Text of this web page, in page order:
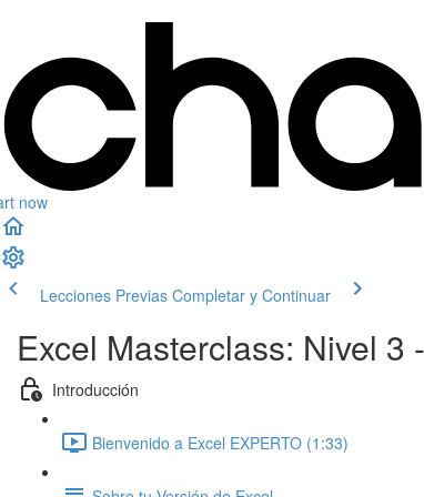
now
Lecciones Previas Completar y Continuar
Excel Masterclass: Nivel
Introducción
Bienvenido a Excel EXPERTO (1:33)